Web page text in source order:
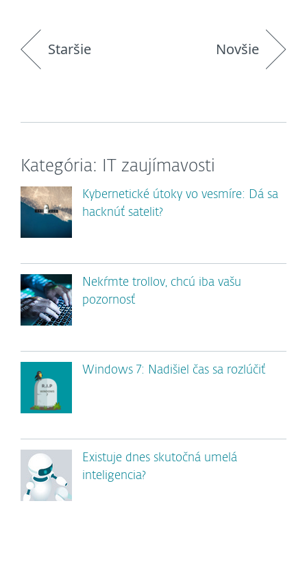
Staršie Novšie
Kategória: IT zaujímavosti
Kybernetické útoky vo vesmíre: Dá sa
hacknúť satelit?
Nekŕmte trollov, chcú iba vašu
pozornosť
Windows 7: Nadišiel čas sa rozlúčiť
Existuje dnes skutočná umelá
inteligencia?